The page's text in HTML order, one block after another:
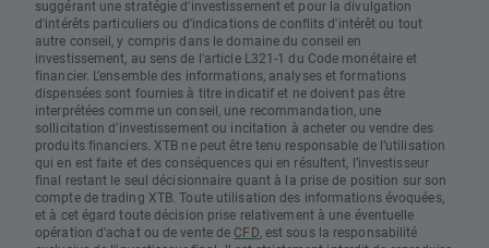
suggérant une stratégie d'investissement et pour la divulgation
d'intérêts particuliers ou d'indications de conflits d'intérêt ou tout
autre conseil, y compris dans le domaine du conseil en
investissement, au sens de l'article L321-1 du Code monétaire et
financier. L’ensemble des informations, analyses et formations
dispensées sont fournies à titre indicatif et ne doivent pas être
interprétées comme un conseil, une recommandation, une
sollicitation d’investissement ou incitation à acheter ou vendre des
produits financiers. XTB ne peut être tenu responsable de l’utilisation
qui en est faite et des conséquences qui en résultent, l’investisseur
final restant le seul décisionnaire quant à la prise de position sur son
compte de trading XTB. Toute utilisation des informations évoquées,
et à cet égard toute décision prise relativement à une éventuelle
opération d’achat ou de vente de CFD, est sous la responsabilité